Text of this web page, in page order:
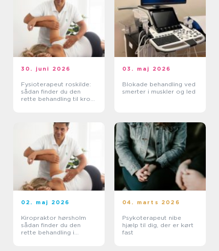
30. juni 2026
Fysioterapeut roskilde:
sådan finder du den
rette behandling til krop
03. maj 2026
Blokade behandling ved
smerter i muskler og led
02. maj 2026
Kiropraktor hørsholm
sådan finder du den
rette behandling i
04. marts 2026
Psykoterapeut nibe
hjælp til dig, der er kørt
fast